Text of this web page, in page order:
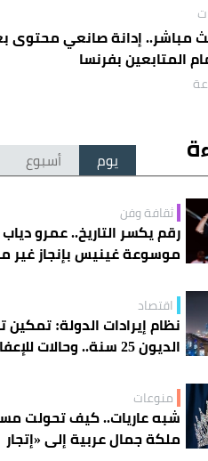
مباشر.. إدانة صانعي محتوى
المتابعين بفرنسا
يوم أسبوع
ثقافة وفن
رقم يكسر التاريخ.. عمرو
موسوعة غينيس بإنجاز
اقتصاد
نظام إيرادات الدولة:
الديون 25 سنة.. وحالات
منوعات
شبه عاريات.. كيف تحولت
ملكة جمال عربية إلى «إتجار